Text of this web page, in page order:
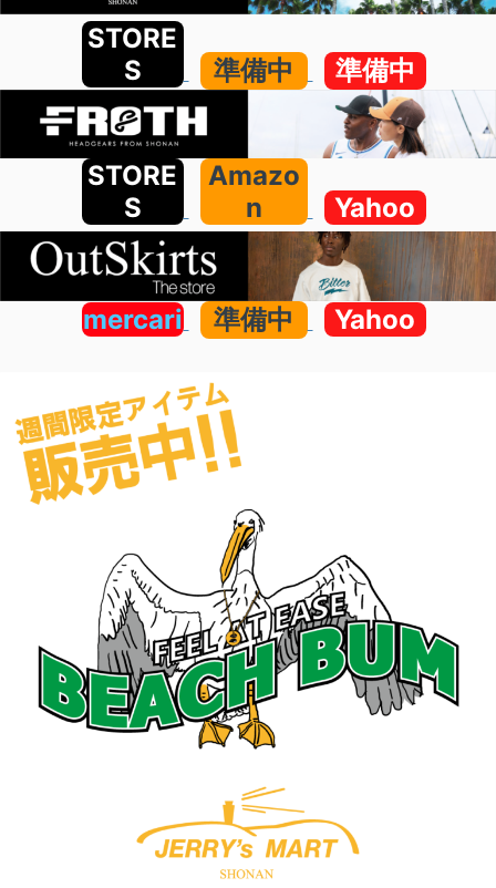
STORE
S
準備中 準備中
STORE
S
Amazo
n
Yahoo
mercari 準備中 Yahoo